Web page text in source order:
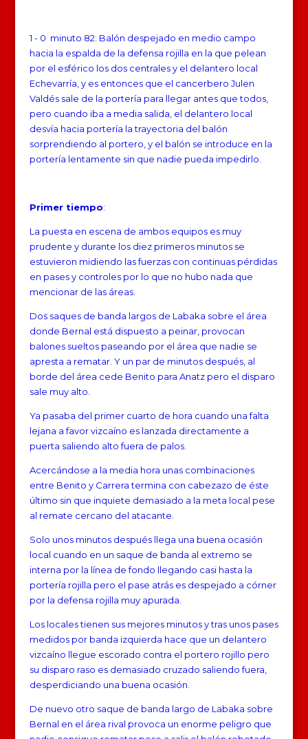
1 - 0 minuto 82: Balón despejado en medio campo
hacia la espalda de la defensa rojilla en la que pelean
por el esférico los dos centrales y el delantero local
Echevarría, y es entonces que el cancerbero Julen
Valdés sale de la portería para llegar antes que todos,
pero cuando iba a media salida, el delantero local
desvía hacia portería la trayectoria del balón
sorprendiendo al portero, y el balón se introduce en la
portería lentamente sin que nadie pueda impedirlo.
Primer tiempo:
La puesta en escena de ambos equipos es muy
prudente y durante los diez primeros minutos se
estuvieron midiendo las fuerzas con continuas pérdidas
en pases y controles por lo que no hubo nada que
mencionar de las áreas.
Dos saques de banda largos de Labaka sobre el área
donde Bernal está dispuesto a peinar, provocan
balones sueltos paseando por el área que nadie se
apresta a rematar. Y un par de minutos después, al
borde del área cede Benito para Anatz pero el disparo
sale muy alto.
Ya pasaba del primer cuarto de hora cuando una falta
lejana a favor vizcaíno es lanzada directamente a
puerta saliendo alto fuera de palos.
Acercándose a la media hora unas combinaciones
entre Benito y Carrera termina con cabezazo de éste
último sin que inquiete demasiado a la meta local pese
al remate cercano del atacante.
Solo unos minutos después llega una buena ocasión
local cuando en un saque de banda al extremo se
interna por la línea de fondo llegando casi hasta la
portería rojilla pero el pase atrás es despejado a córner
por la defensa rojilla muy apurada.
Los locales tienen sus mejores minutos y tras unos pases
medidos por banda izquierda hace que un delantero
vizcaíno llegue escorado contra el portero rojillo pero
su disparo raso es demasiado cruzado saliendo fuera,
desperdiciando una buena ocasión.
De nuevo otro saque de banda largo de Labaka sobre
Bernal en el área rival provoca un enorme peligro que